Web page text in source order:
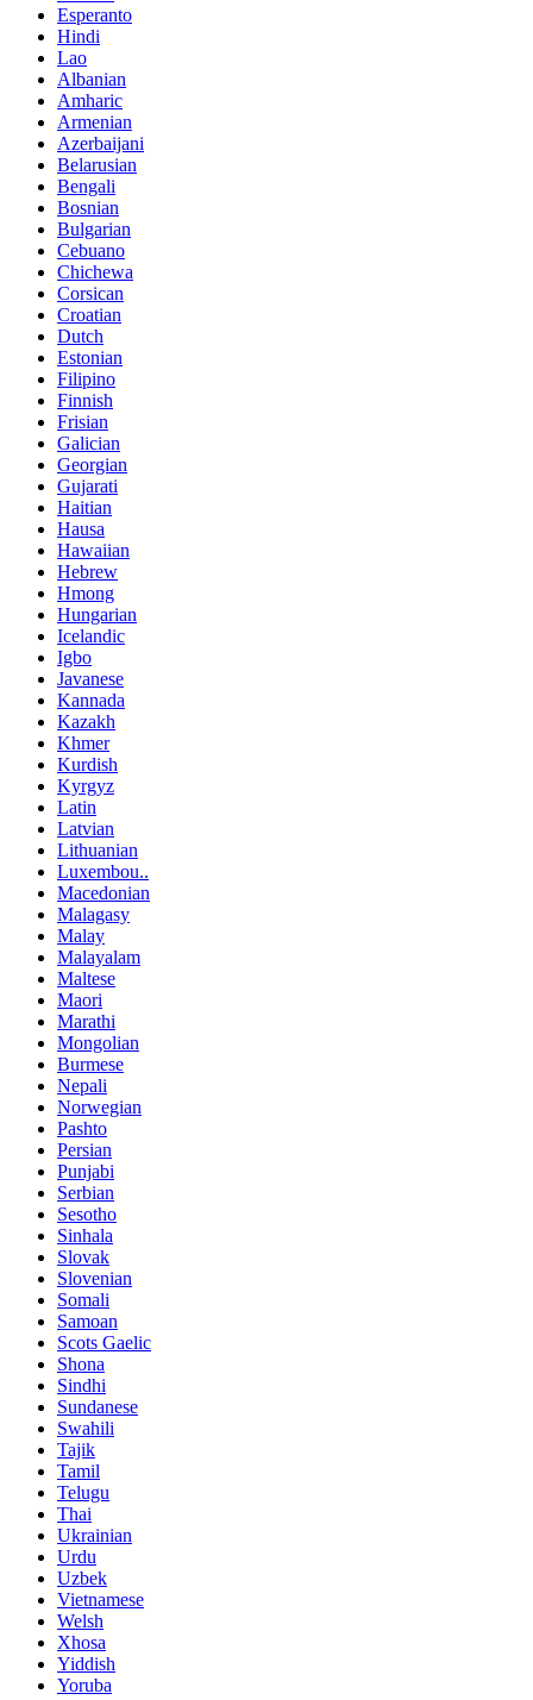
Esperanto
Hindi
Lao
Albanian
Amharic
Armenian
Azerbaijani
Belarusian
Bengali
Bosnian
Bulgarian
Cebuano
Chichewa
Corsican
Croatian
Dutch
Estonian
Filipino
Finnish
Frisian
Galician
Georgian
Gujarati
Haitian
Hausa
Hawaiian
Hebrew
Hmong
Hungarian
Icelandic
Igbo
Javanese
Kannada
Kazakh
Khmer
Kurdish
Kyrgyz
Latin
Latvian
Lithuanian
Luxembou..
Macedonian
Malagasy
Malay
Malayalam
Maltese
Maori
Marathi
Mongolian
Burmese
Nepali
Norwegian
Pashto
Persian
Punjabi
Serbian
Sesotho
Sinhala
Slovak
Slovenian
Somali
Samoan
Scots Gaelic
Shona
Sindhi
Sundanese
Swahili
Tajik
Tamil
Telugu
Thai
Ukrainian
Urdu
Uzbek
Vietnamese
Welsh
Xhosa
Yiddish
Yoruba